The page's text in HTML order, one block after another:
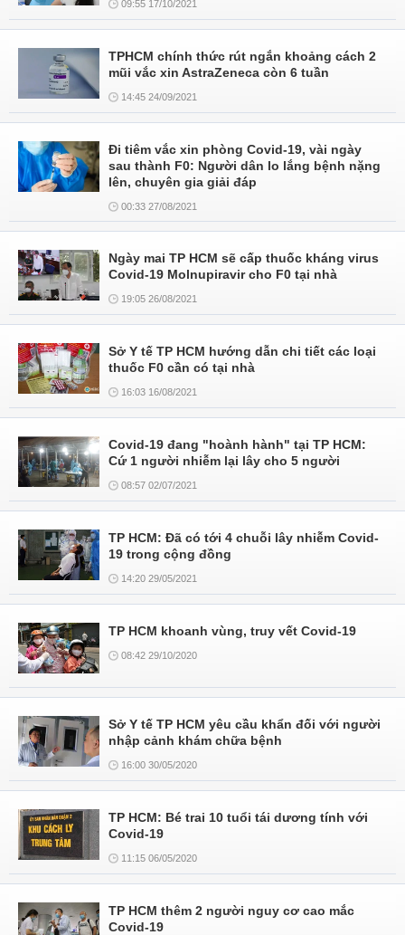
09:55 17/10/2021
TPHCM chính thức rút ngắn khoảng cách 2
mũi vắc xin AstraZeneca còn 6 tuần
14:45 24/09/2021
Đi tiêm vắc xin phòng Covid-19, vài ngày
sau thành F0: Người dân lo lắng bệnh nặng
lên, chuyên gia giải đáp
00:33 27/08/2021
Ngày mai TP HCM sẽ cấp thuốc kháng virus
Covid-19 Molnupiravir cho F0 tại nhà
19:05 26/08/2021
Sở Y tế TP HCM hướng dẫn chi tiết các loại
thuốc F0 cần có tại nhà
16:03 16/08/2021
Covid-19 đang "hoành hành" tại TP HCM:
Cứ 1 người nhiễm lại lây cho 5 người
08:57 02/07/2021
TP HCM: Đã có tới 4 chuỗi lây nhiễm Covid-
19 trong cộng đồng
14:20 29/05/2021
TP HCM khoanh vùng, truy vết Covid-19
08:42 29/10/2020
Sở Y tế TP HCM yêu cầu khẩn đối với người
nhập cảnh khám chữa bệnh
16:00 30/05/2020
TP HCM: Bé trai 10 tuổi tái dương tính với
Covid-19
11:15 06/05/2020
TP HCM thêm 2 người nguy cơ cao mắc
Covid-19